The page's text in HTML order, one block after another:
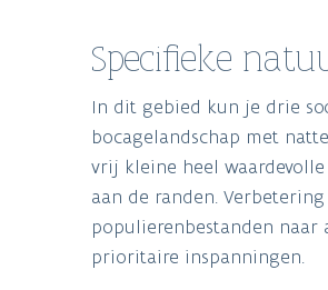
Specifieke
In dit gebied kun je drie
bocagelandschap met
vrij kleine heel
aan de randen.
populierenbestanden
prioritaire inspanningen.